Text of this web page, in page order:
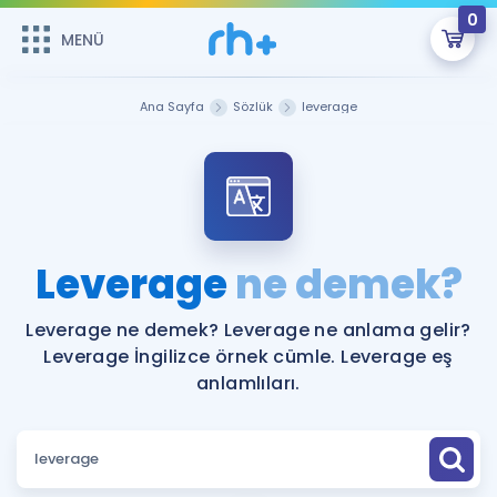
MENÜ
0
Şifremi Hatırlamıyorum
ÜYE DEĞİLİM
Sepetin Şu An Boş.
Remzi Hoca ile seni sınava hazırlayacak onlarca eğitim seni
bekliyor!
MENÜ
Katılımcı Görüşleri
Faydalı Araçlar
Sözlük
Hakkımızda
Ana Sayfa Sözlük leverage
Leveragene demek?
Leverage ne demek? Leverage ne anlama gelir?
Leverage İngilizce örnek cümle. Leverage eş
anlamlıları.